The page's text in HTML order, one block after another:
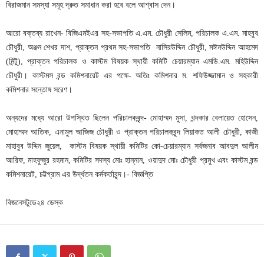
বিরাজমান সমস্যা সমূহ দ্রুত সমাধান করা হবে বলে আশ্বাস দেন।
আরো বক্তব্য রাখেন- বিজিএমইএর সহ-সভাপতি এ.এম. চৌধুরী সেলিম, পরিচালক এ.এম. মাহবুব
চৌধুরী, অঞ্জন শেখর দাশ, প্রাক্তন প্রথম সহ-সভাপতি নাসিরউদ্দিন চৌধুরী, মঈনউদ্দিন আহমেদ
(মিন্টু), প্রাক্তন পরিচালক ও কাস্টম বিষয়ক স্থায়ী কমিটি চেয়ারম্যান এমডি.এম. মহিউদ্দিন
চৌধুরী। কাস্টমস বন্ড কমিশনারেট এর পক্ষে- অতিঃ কমিশনার ম. শফিউজ্জামান ও সহকারী
কমিশনার সন্তোষ সরেণ।
অন্যদের মধ্যে আরো উপস্থিত ছিলেন পরিচালকবৃন্দ- মোহাম্মদ মুসা, খন্দকার বেলায়েত হোসেন,
মোহাম্মদ আতিক, এনামুল আজিজ চৌধুরী ও প্রাক্তন পরিচালকবৃন্দ লিয়াকত আলী চৌধুরী, কাজী
মাহাবুব উদ্দিন জুয়েল, কাস্টম বিষয়ক স্থায়ী কমিটির কো-চেয়ারম্যান সর্বজনাব আবদুল আলীম
আরিফ, মাহফুজুর রহমান, কমিটির সদস্য মোঃ হান্নান, ওয়াদুদ মোঃ চৌধুরী প্রমুখ এবং কাস্টম বন্ড
কমিশনারেট, চট্টগ্রাম এর উর্দ্ধতন কর্মকর্তাবৃন্দ।- বিজ্ঞপ্তি
বিজনেসটুডে২৪ ডেস্ক